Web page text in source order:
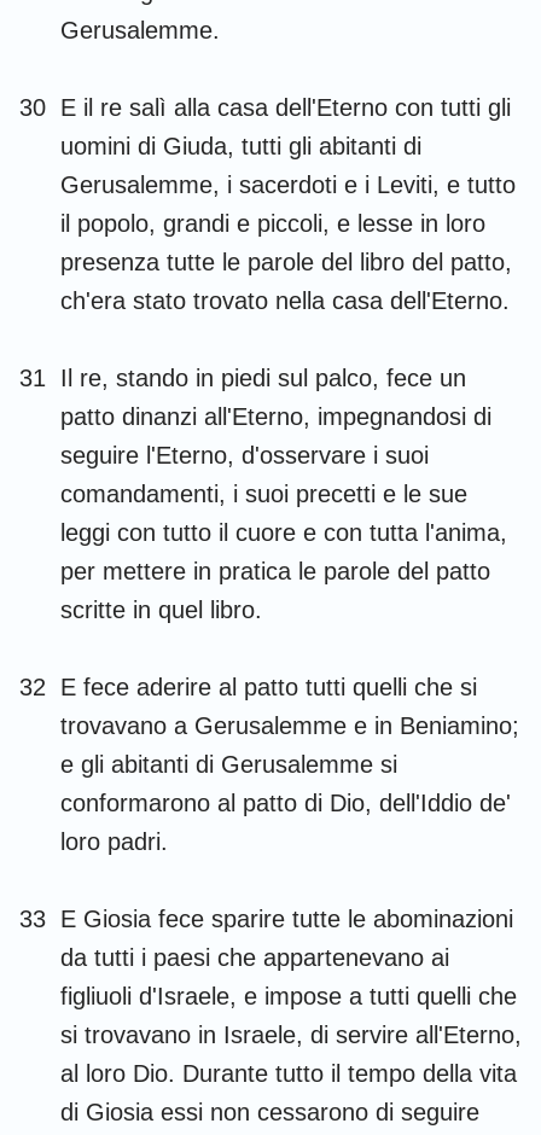
Gerusalemme.
30 E il re salì alla casa dell'Eterno con tutti gli
uomini di Giuda, tutti gli abitanti di
Gerusalemme, i sacerdoti e i Leviti, e tutto
il popolo, grandi e piccoli, e lesse in loro
presenza tutte le parole del libro del patto,
ch'era stato trovato nella casa dell'Eterno.
31
Il re, stando in piedi sul palco, fece un
patto dinanzi all'Eterno, impegnandosi di
seguire l'Eterno, d'osservare i suoi
comandamenti, i suoi precetti e le sue
leggi con tutto il cuore e con tutta l'anima,
per mettere in pratica le parole del patto
scritte in quel libro.
32
E fece aderire al patto tutti quelli che si
trovavano a Gerusalemme e in Beniamino;
e gli abitanti di Gerusalemme si
conformarono al patto di Dio, dell'Iddio de'
loro padri.
33 E Giosia fece sparire tutte le abominazioni
da tutti i paesi che appartenevano ai
figliuoli d'Israele, e impose a tutti quelli che
si trovavano in Israele, di servire all'Eterno,
al loro Dio. Durante tutto il tempo della vita
di Giosia essi non cessarono di seguire